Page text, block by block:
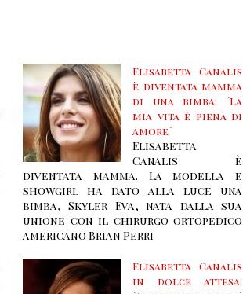
Elisabetta Canalis
è diventata mamma
di una bimba: ´La
mia vita è piena di
amore´
Elisabetta
Canalis è
diventata mamma. La modella e
showgirl ha dato alla luce una
bimba, Skyler Eva, nata dalla sua
unione con il chirurgo ortopedico
americano Brian Perri
Elisabetta Canalis
in dolce attesa: